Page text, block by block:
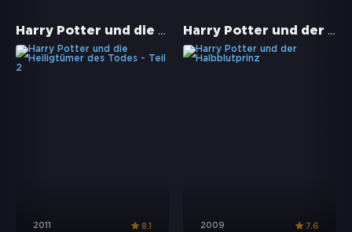
Harry Potter und die Heiligtümer des Todes - Teil 2
2011 8.1
Harry Potter und der Halbblutprinz
2009 7.6